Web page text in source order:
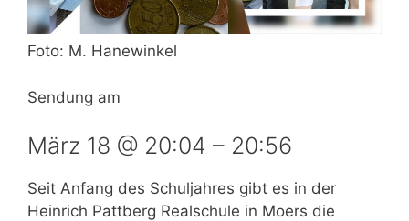
Foto: M. Hanewinkel
Sendung am
März 18 @ 20:04 – 20:56
Seit Anfang des Schuljahres gibt es in der
Heinrich Pattberg Realschule in Moers die